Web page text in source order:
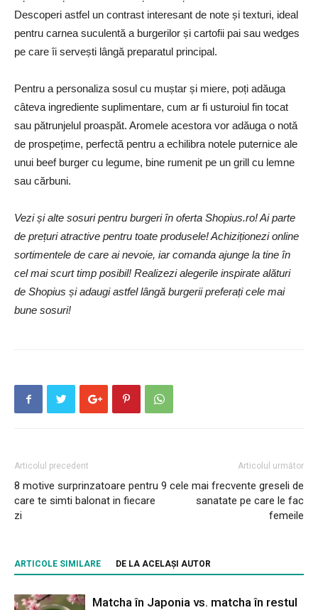
Descoperi astfel un contrast interesant de note și texturi, ideal
pentru carnea suculentă a burgerilor și cartofii pai sau wedges
pe care îi servești lângă preparatul principal.
Pentru a personaliza sosul cu muștar și miere, poți adăuga
câteva ingrediente suplimentare, cum ar fi usturoiul fin tocat
sau pătrunjelul proaspăt. Aromele acestora vor adăuga o notă
de prospețime, perfectă pentru a echilibra notele puternice ale
unui beef burger cu legume, bine rumenit pe un grill cu lemne
sau cărbuni.
Vezi și alte sosuri pentru burgeri în oferta Shopius.ro! Ai parte
de prețuri atractive pentru toate produsele! Achiziționezi online
sortimentele de care ai nevoie, iar comanda ajunge la tine în
cel mai scurt timp posibil! Realizezi alegerile inspirate alături
de Shopius și adaugi astfel lângă burgerii preferați cele mai
bune sosuri!
Articolul precedent
8 motive surprinzatoare pentru
care te simti balonat in fiecare
zi
Articolul următor
9 cele mai frecvente greseli de
sanatate pe care le fac
femeile
ARTICOLE SIMILARE DE LA ACELAȘI AUTOR
Matcha în Japonia vs. matcha în restul